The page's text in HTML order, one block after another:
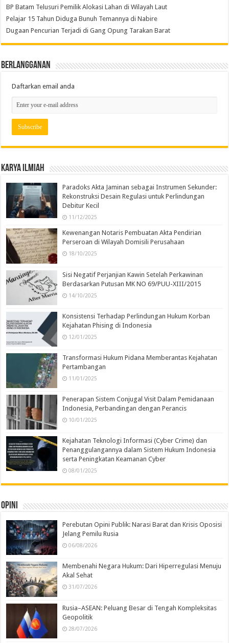
BP Batam Telusuri Pemilik Alokasi Lahan di Wilayah Laut
Pelajar 15 Tahun Diduga Bunuh Temannya di Nabire
Dugaan Pencurian Terjadi di Gang Opung Tarakan Barat
Berlangganan
Daftarkan email anda
Karya Ilmiah
Paradoks Akta Jaminan sebagai Instrumen Sekunder:
Rekonstruksi Desain Regulasi untuk Perlindungan
Debitur Kecil
11/12/2025
Kewenangan Notaris Pembuatan Akta Pendirian
Perseroan di Wilayah Domisili Perusahaan
18/10/2025
Sisi Negatif Perjanjian Kawin Setelah Perkawinan
Berdasarkan Putusan MK NO 69/PUU-XIII/2015
14/10/2025
Konsistensi Terhadap Perlindungan Hukum Korban
Kejahatan Phising di Indonesia
12/01/2025
Transformasi Hukum Pidana Memberantas Kejahatan
Pertambangan
11/01/2025
Penerapan Sistem Conjugal Visit Dalam Pemidanaan
Indonesia, Perbandingan dengan Perancis
10/01/2025
Kejahatan Teknologi Informasi (Cyber Crime) dan
Penanggulangannya dalam Sistem Hukum Indonesia
serta Peningkatan Keamanan Cyber
08/01/2025
Opini
Perebutan Opini Publik: Narasi Barat dan Krisis Oposisi
Jelang Pemilu Rusia
06/08/2026
Membenahi Negara Hukum: Dari Hiperregulasi Menuju
Akal Sehat
31/07/2026
Rusia–ASEAN: Peluang Besar di Tengah Kompleksitas
Geopolitik
28/07/2026